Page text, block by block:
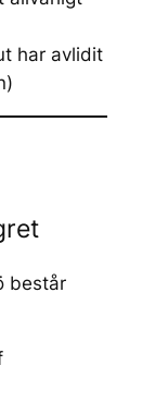
har avlidit
består